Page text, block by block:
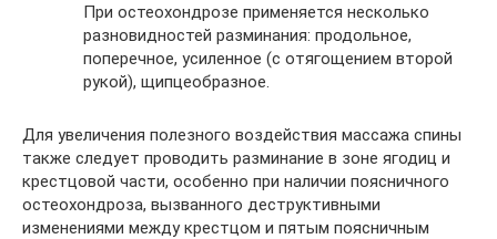
При остеохондрозе применяется несколько
разновидностей разминания: продольное,
поперечное, усиленное (с отягощением второй
рукой), щипцеобразное.
Для увеличения полезного воздействия массажа спины
также следует проводить разминание в зоне ягодиц и
крестцовой части, особенно при наличии поясничного
остеохондроза, вызванного деструктивными
изменениями между крестцом и пятым поясничным